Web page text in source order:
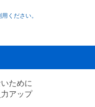
ください。
ために
アップ